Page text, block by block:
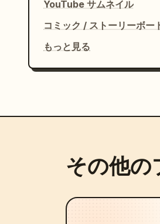
YouTube サムネイル
コミック / ストーリーボー
もっと見る
その他の